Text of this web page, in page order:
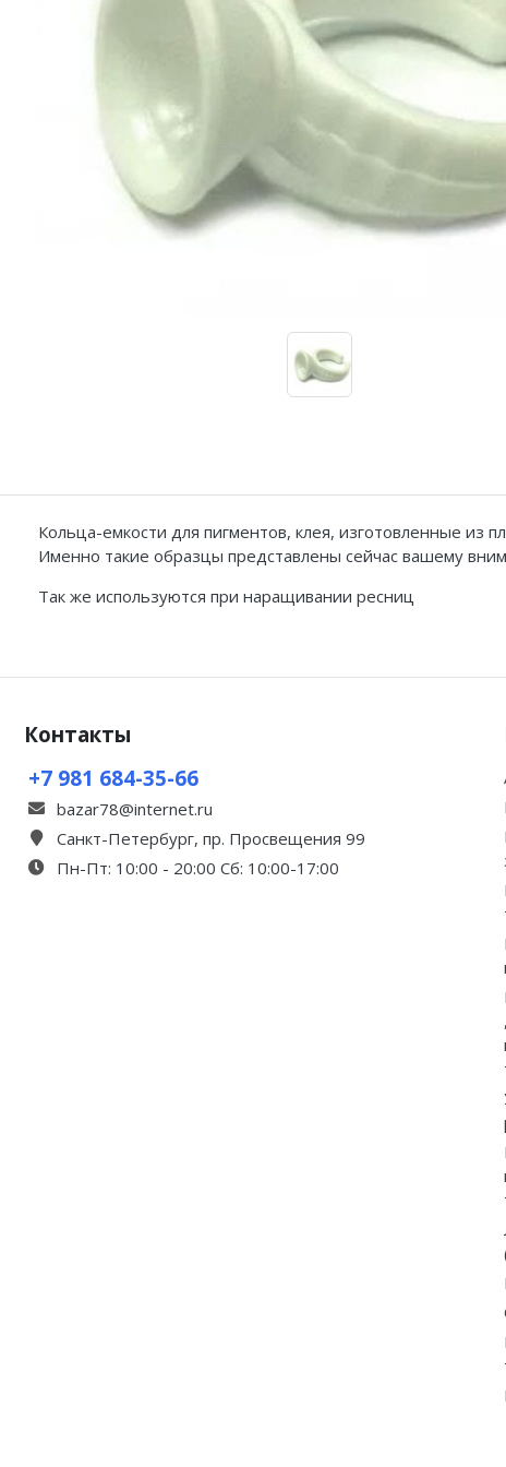
Кольца-емкости для пигментов, клея, изготовленные
Именно такие образцы представлены сейчас вашему
Так же используются при наращивании ресниц
Контакты
+7 981 684-35-66
bazar78@internet.ru
Санкт-Петербург, пр. Просвещения 99
Пн-Пт: 10:00 - 20:00 Сб: 10:00-17:00
Иглы и колпачки для оригинальных
аппаратов Dragon Bella ( Тайвань)
My M мезо и BB Glow модули